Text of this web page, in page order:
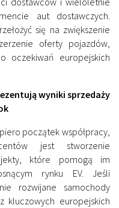
aut dostawczych.
się na zwiększenie
oferty pojazdów,
oczekiwań europejskich
wyniki sprzedaży
początek współpracy,
jest stworzenie
które pomogą im
rynku EV. Jeśli
rozwijane samochody
kluczowych europejskich